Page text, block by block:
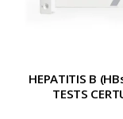
HEPATITIS B
TESTS